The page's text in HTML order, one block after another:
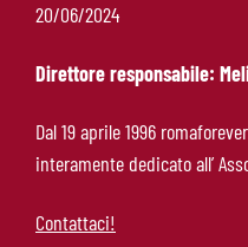
20/06/2024
Direttore responsabile:
Dal 19 aprile 1996
interamente dedicato all’
Contattaci!